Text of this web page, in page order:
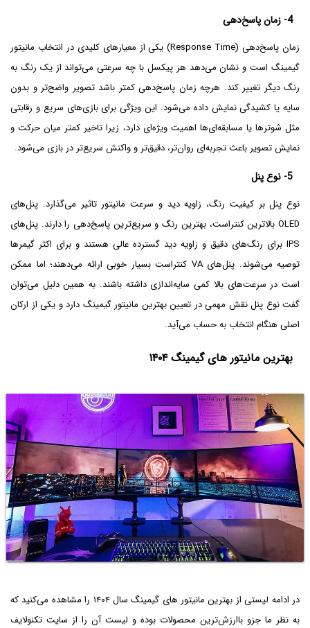
4- زمان پاسخ‌دهی
زمان پاسخ‌دهی (Response Time) یکی از معیارهای کلیدی در انتخاب مانیتور
گیمینگ است و نشان می‌دهد هر پیکسل با چه سرعتی می‌تواند از یک رنگ به
رنگ دیگر تغییر کند. هرچه زمان پاسخ‌دهی کمتر باشد تصویر واضح‌تر و بدون
سایه یا کشیدگی نمایش داده می‌شود. این ویژگی برای بازی‌های سریع و رقابتی
مثل شوترها یا مسابقه‌ای‌ها اهمیت ویژه‌ای دارد، زیرا تاخیر کمتر میان حرکت و
نمایش تصویر باعث تجربه‌ای روان‌تر، دقیق‌تر و واکنش سریع‌تر در بازی می‌شود.
5- نوع پنل
نوع پنل بر کیفیت رنگ، زاویه دید و سرعت مانیتور تاثیر می‌گذارد. پنل‌های
OLED بالاترین کنتراست، بهترین رنگ و سریع‌ترین پاسخ‌دهی را دارند. پنل‌های
IPS برای رنگ‌های دقیق و زاویه دید گسترده عالی هستند و برای اکثر گیمرها
توصیه می‌شوند. پنل‌های VA کنتراست بسیار خوبی ارائه می‌دهند؛ اما ممکن
است در سرعت‌های بالا کمی سایه‌اندازی داشته باشند. به همین دلیل می‌توان
گفت نوع پنل نقش مهمی در تعیین بهترین مانیتور گیمینگ دارد و یکی از ارکان
اصلی هنگام انتخاب به حساب می‌آید.
بهترین مانیتور های گیمینگ ۱۴۰۴
در ادامه لیستی از بهترین مانیتور های گیمینگ سال ۱۴۰۴ را مشاهده می‌کنید که
به نظر ما جزو باارزش‌ترین محصولات بوده و لیست آن را از سایت تکنولایف